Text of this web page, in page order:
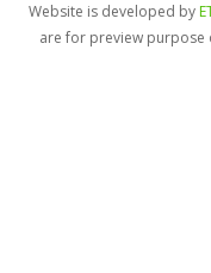
Website is developed by
are for preview purpose